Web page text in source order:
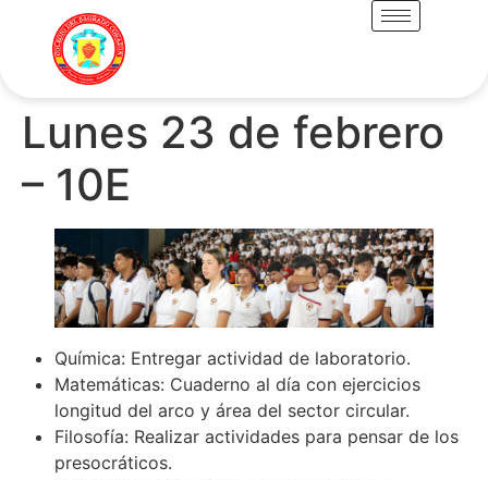
Lunes 23 de febrero
– 10E
Química: Entregar actividad de laboratorio.
Matemáticas: Cuaderno al día con ejercicios
longitud del arco y área del sector circular.
Filosofía: Realizar actividades para pensar de los
presocráticos.